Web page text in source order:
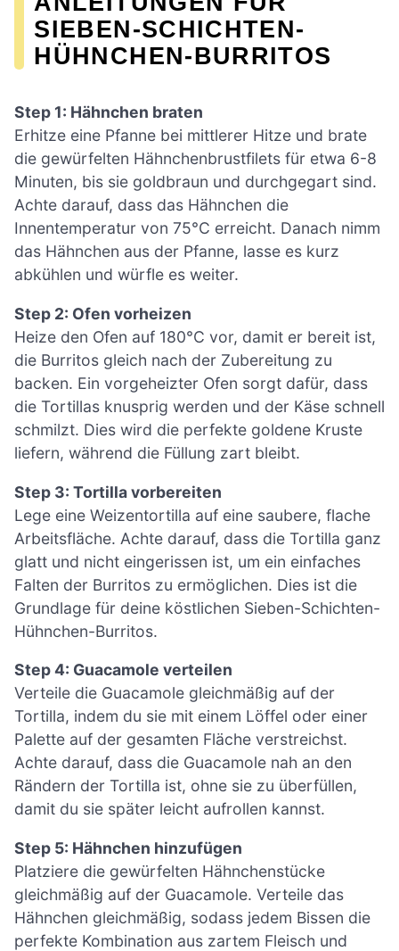
SIEBEN-SCHICHTEN-
HÜHNCHEN-BURRITOS
Step 1: Hähnchen braten
Erhitze eine Pfanne bei mittlerer Hitze und brate
die gewürfelten Hähnchenbrustfilets für etwa 6-8
Minuten, bis sie goldbraun und durchgegart sind.
Achte darauf, dass das Hähnchen die
Innentemperatur von 75°C erreicht. Danach nimm
das Hähnchen aus der Pfanne, lasse es kurz
abkühlen und würfle es weiter.
Step 2: Ofen vorheizen
Heize den Ofen auf 180°C vor, damit er bereit ist,
die Burritos gleich nach der Zubereitung zu
backen. Ein vorgeheizter Ofen sorgt dafür, dass
die Tortillas knusprig werden und der Käse schnell
schmilzt. Dies wird die perfekte goldene Kruste
liefern, während die Füllung zart bleibt.
Step 3: Tortilla vorbereiten
Lege eine Weizentortilla auf eine saubere, flache
Arbeitsfläche. Achte darauf, dass die Tortilla ganz
glatt und nicht eingerissen ist, um ein einfaches
Falten der Burritos zu ermöglichen. Dies ist die
Grundlage für deine köstlichen Sieben-Schichten-
Hühnchen-Burritos.
Step 4: Guacamole verteilen
Verteile die Guacamole gleichmäßig auf der
Tortilla, indem du sie mit einem Löffel oder einer
Palette auf der gesamten Fläche verstreichst.
Achte darauf, dass die Guacamole nah an den
Rändern der Tortilla ist, ohne sie zu überfüllen,
damit du sie später leicht aufrollen kannst.
Step 5: Hähnchen hinzufügen
Platziere die gewürfelten Hähnchenstücke
gleichmäßig auf der Guacamole. Verteile das
Hähnchen gleichmäßig, sodass jedem Bissen die
perfekte Kombination aus zartem Fleisch und